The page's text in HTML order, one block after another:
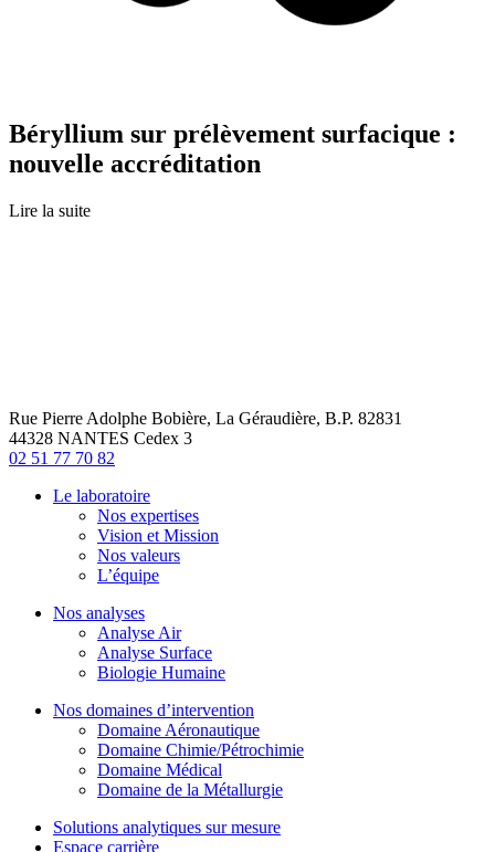
Béryllium sur prélèvement surfacique :
nouvelle accréditation
Lire la suite
Rue Pierre Adolphe Bobière, La Géraudière, B.P. 82831
44328 NANTES Cedex 3
02 51 77 70 82
Le laboratoire
Nos expertises
Vision et Mission
Nos valeurs
L’équipe
Nos analyses
Analyse Air
Analyse Surface
Biologie Humaine
Nos domaines d’intervention
Domaine Aéronautique
Domaine Chimie/Pétrochimie
Domaine Médical
Domaine de la Métallurgie
Solutions analytiques sur mesure
Espace carrière